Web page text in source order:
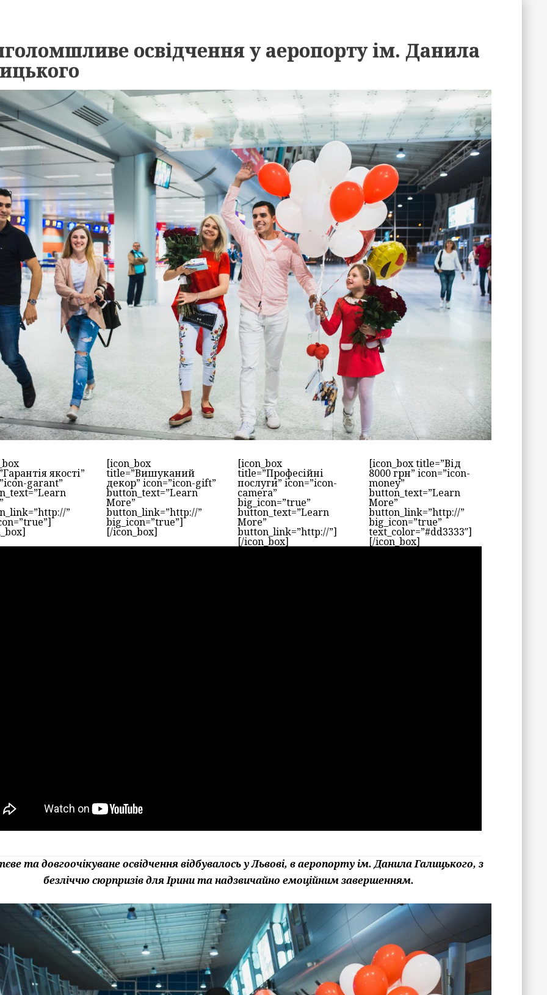
освідчення у аеропорту ім. Данила
якості”
garant”
”
[icon_box
title=”Вишуканий
декор” icon=”icon-gift”
button_text=”Learn
More”
button_link=”http://”
big_icon=”true”]
[/icon_box]
[icon_box
title=”Професійні
послуги” icon=”icon-
camera”
big_icon=”true”
button_text=”Learn
More”
button_link=”http://”]
[/icon_box]
[icon_box title=”Від
8000 грн” icon=”icon-
money”
button_text=”Learn
More”
button_link=”http://”
big_icon=”true”
text_color=”#dd3333″]
[/icon_box]
та довгоочікуване освідчення відбувалось у Львові, в аеропорту ім. Данила Галицького, з
безліччю сюрпризів для Ірини та надзвичайно емоційним завершенням.